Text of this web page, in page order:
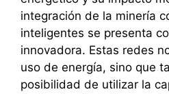
integración de la minería
inteligentes se presenta
innovadora. Estas redes
uso de energía, sino que
posibilidad de utilizar la